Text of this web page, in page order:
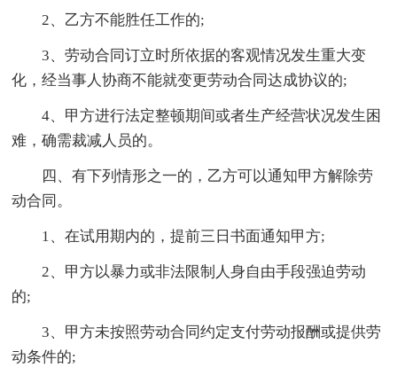
2、乙方不能胜任工作的;
3、劳动合同订立时所依据的客观情况发生重大变
化，经当事人协商不能就变更劳动合同达成协议的;
4、甲方进行法定整顿期间或者生产经营状况发生困
难，确需裁减人员的。
四、有下列情形之一的，乙方可以通知甲方解除劳
动合同。
1、在试用期内的，提前三日书面通知甲方;
2、甲方以暴力或非法限制人身自由手段强迫劳动
的;
3、甲方未按照劳动合同约定支付劳动报酬或提供劳
动条件的;